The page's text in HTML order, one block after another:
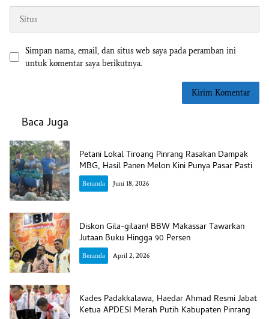
Simpan nama, email, dan situs web saya pada peramban ini
untuk komentar saya berikutnya.
Baca Juga
Petani Lokal Tiroang Pinrang Rasakan Dampak
MBG, Hasil Panen Melon Kini Punya Pasar Pasti
Beranda Juni 18, 2026
Diskon Gila-gilaan! BBW Makassar Tawarkan
Jutaan Buku Hingga 90 Persen
Beranda April 2, 2026
Kades Padakkalawa, Haedar Ahmad Resmi Jabat
Ketua APDESI Merah Putih Kabupaten Pinrang